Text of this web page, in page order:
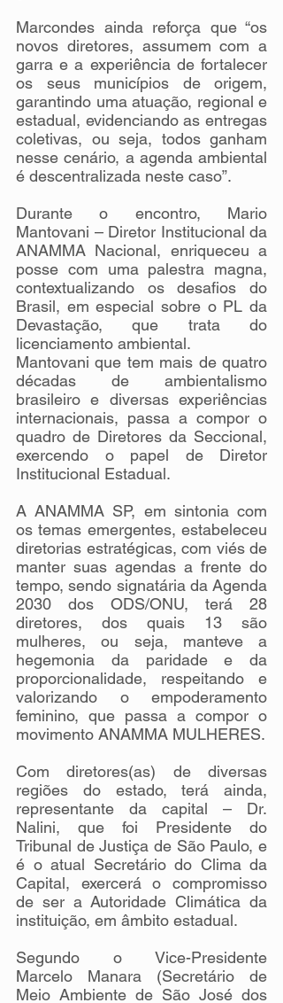
Marcondes ainda reforça que “os
novos diretores, assumem com a
garra e a experiência de fortalecer
os seus municípios de origem,
garantindo uma atuação, regional e
estadual, evidenciando as entregas
coletivas, ou seja, todos ganham
nesse cenário, a agenda ambiental
é descentralizada neste caso”.
Durante o encontro, Mario
Mantovani – Diretor Institucional da
ANAMMA Nacional, enriqueceu a
posse com uma palestra magna,
contextualizando os desafios do
Brasil, em especial sobre o PL da
Devastação, que trata do
licenciamento ambiental.
Mantovani que tem mais de quatro
décadas de ambientalismo
brasileiro e diversas experiências
internacionais, passa a compor o
quadro de Diretores da Seccional,
exercendo o papel de Diretor
Institucional Estadual.
A ANAMMA SP, em sintonia com
os temas emergentes, estabeleceu
diretorias estratégicas, com viés de
manter suas agendas a frente do
tempo, sendo signatária da Agenda
2030 dos ODS/ONU, terá 28
diretores, dos quais 13 são
mulheres, ou seja, manteve a
hegemonia da paridade e da
proporcionalidade, respeitando e
valorizando o empoderamento
feminino, que passa a compor o
movimento ANAMMA MULHERES.
Com diretores(as) de diversas
regiões do estado, terá ainda,
representante da capital – Dr.
Nalini, que foi Presidente do
Tribunal de Justiça de São Paulo, e
é o atual Secretário do Clima da
Capital, exercerá o compromisso
de ser a Autoridade Climática da
instituição, em âmbito estadual.
Segundo o Vice-Presidente
Marcelo Manara (Secretário de
Meio Ambiente de São José dos